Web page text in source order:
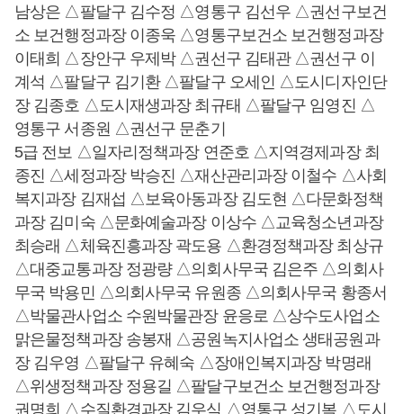
남상은 △팔달구 김수정 △영통구 김선우 △권선구보건
소 보건행정과장 이종욱 △영통구보건소 보건행정과장
이태희 △장안구 우제박 △권선구 김태관 △권선구 이
계석 △팔달구 김기환 △팔달구 오세인 △도시디자인단
장 김종호 △도시재생과장 최규태 △팔달구 임영진 △
영통구 서종원 △권선구 문춘기
5급 전보 △일자리정책과장 연준호 △지역경제과장 최
종진 △세정과장 박승진 △재산관리과장 이철수 △사회
복지과장 김재섭 △보육아동과장 김도현 △다문화정책
과장 김미숙 △문화예술과장 이상수 △교육청소년과장
최승래 △체육진흥과장 곽도용 △환경정책과장 최상규
△대중교통과장 정광량 △의회사무국 김은주 △의회사
무국 박용민 △의회사무국 유원종 △의회사무국 황종서
△박물관사업소 수원박물관장 윤응로 △상수도사업소
맑은물정책과장 송봉재 △공원녹지사업소 생태공원과
장 김우영 △팔달구 유혜숙 △장애인복지과장 박명래
△위생정책과장 정용길 △팔달구보건소 보건행정과장
권명희 △수질환경과장 김우식 △영통구 성기복 △도시